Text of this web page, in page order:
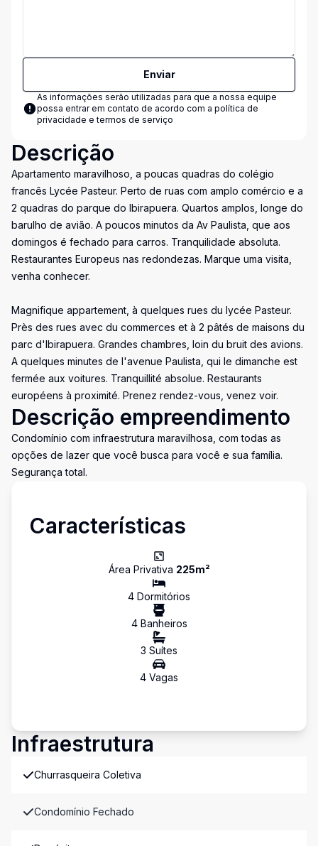
Enviar
As informações serão utilizadas para que a nossa equipe
possa entrar em contato de acordo com a política de
privacidade e termos de serviço
Descrição
Apartamento maravilhoso, a poucas quadras do colégio
francês Lycée Pasteur. Perto de ruas com amplo comércio e a
2 quadras do parque do Ibirapuera. Quartos amplos, longe do
barulho de avião. A poucos minutos da Av Paulista, que aos
domingos é fechado para carros. Tranquilidade absoluta.
Restaurantes Europeus nas redondezas. Marque uma visita,
venha conhecer.
Magnifique appartement, à quelques rues du lycée Pasteur.
Près des rues avec du commerces et à 2 pâtés de maisons du
parc d'Ibirapuera. Grandes chambres, loin du bruit des avions.
A quelques minutes de l'avenue Paulista, qui le dimanche est
fermée aux voitures. Tranquillité absolue. Restaurants
européens à proximité. Prenez rendez-vous, venez voir.
Descrição empreendimento
Condomínio com infraestrutura maravilhosa, com todas as
opções de lazer que você busca para você e sua família.
Segurança total.
Características
Área Privativa 225m²
4 Dormitórios
4Banheiros
3 Suítes
4 Vagas
Infraestrutura
Churrasqueira Coletiva
Condomínio Fechado